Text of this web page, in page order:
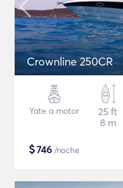
Crownline 250CR
Yate a motor
25 ft
8 m
$746 /noche